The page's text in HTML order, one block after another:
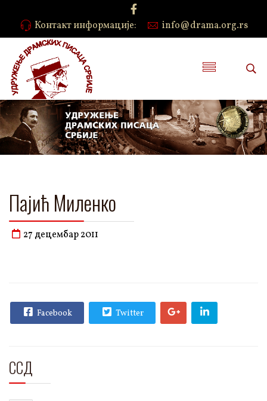
Контакт информације: info@drama.org.rs
Пајић Миленко
27 децембар 2011
Facebook Twitter
ССД